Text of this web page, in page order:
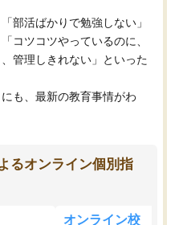
部活ばかりで勉強しない」
コツコツやっているのに、
管理しきれない」といった
も、最新の教育事情がわ
るオンライン個別指
オンライン校